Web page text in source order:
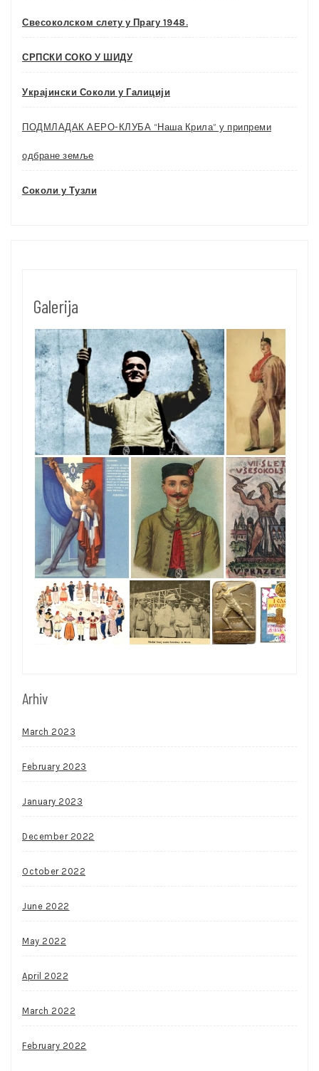
Свесоколском слету у Прагу 1948.
СРПСКИ СОКО У ШИДУ
Украјински Соколи у Галицији
ПОДМЛАДАК АЕРО-КЛУБА “Наша Крила” у припреми
одбране земље
Соколи у Тузли
Galerija
Arhiv
March 2023
February 2023
January 2023
December 2022
October 2022
June 2022
May 2022
April 2022
March 2022
February 2022